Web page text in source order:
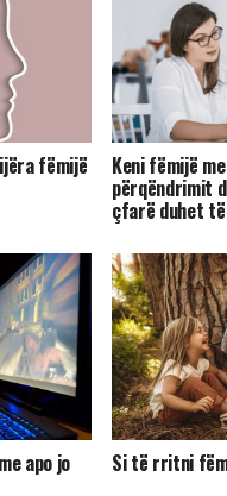
fëmijë Keni fëmijë
përqëndrimit
çfarë duhet
apo jo Si të rritni